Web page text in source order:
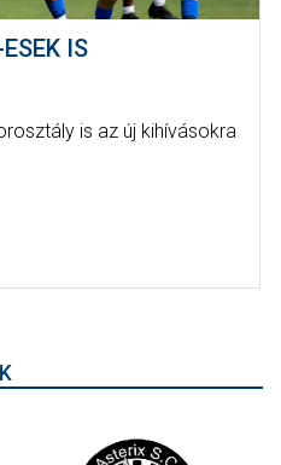
IS
is az új kihívásokra